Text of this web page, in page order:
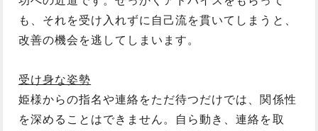
も、それを受け入れずに自己流を貫いてしまうと、
改善の機会を逃してしまいます。
受け身な姿勢
姫様からの指名や連絡をただ待つだけでは、関係性
を深めることはできません。自ら動き、連絡を取